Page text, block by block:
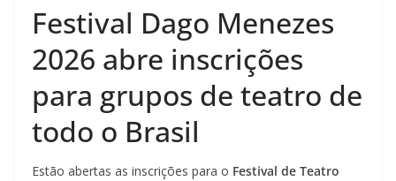
Festival Dago Menezes
2026 abre inscrições
para grupos de teatro de
todo o Brasil
Estão abertas as inscrições para o Festival de Teatro